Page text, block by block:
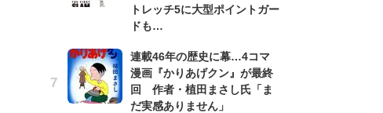
トレッチ5に大型ポイントガー
ドも…
連載46年の歴史に幕…4コマ
漫画『かりあげクン』が最終
回 作者・植田まさし氏「ま
だ実感ありません」